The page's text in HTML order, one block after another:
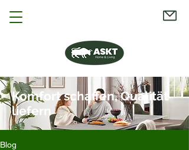
Komfort schaffen, Qualität
liefern
Blog